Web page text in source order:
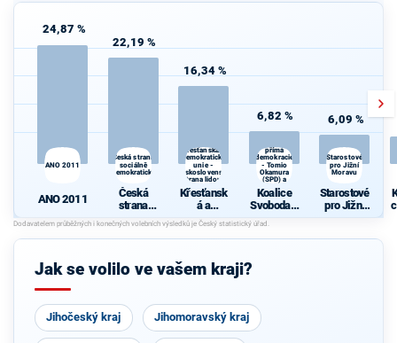
24,87 %
ANO 2011
ANO 2011
22,19 %
Česká strana
sociálně
demokratická
Česká
strana
sociálně
demokrati
cká
16,34 %
Křesťanská a
demokratická
unie -
Československá
strana lidová
Křesťansk
á a
demokrati
cká unie -
Českoslov
strana
6,82 %
přímá
demokracie
- Tomio
Okamura
(SPD) a
Strana Práv
Občanů
Koalice
Svoboda a
přímá
demokraci
e - Tomio
6,09 %
Starostové
pro Jižní
Moravu
Starostové
pro Jižní
Moravu
Jak se volilo ve vašem kraji?
Jihočeský kraj Jihomoravský kraj